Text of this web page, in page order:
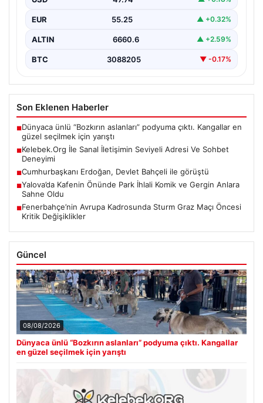
çeşitli…
EUR 55.25 ▲ +0.32%
ALTIN 6660.6 ▲ +2.59%
BTC 3088205 ▼ -0.17%
Son Eklenen Haberler
■Dünyaca ünlü “Bozkırın aslanları” podyuma çıktı. Kangallar en
güzel seçilmek için yarıştı
■Kelebek.Org İle Sanal İletişimin Seviyeli Adresi Ve Sohbet
Deneyimi
■Cumhurbaşkanı Erdoğan, Devlet Bahçeli ile görüştü
■Yalova’da Kafenin Önünde Park İhlali Komik ve Gergin Anlara
Sahne Oldu
■Fenerbahçe’nin Avrupa Kadrosunda Sturm Graz Maçı Öncesi
Kritik Değişiklikler
Güncel
08/08/2026
Dünyaca ünlü “Bozkırın aslanları” podyuma çıktı. Kangallar
en güzel seçilmek için yarıştı